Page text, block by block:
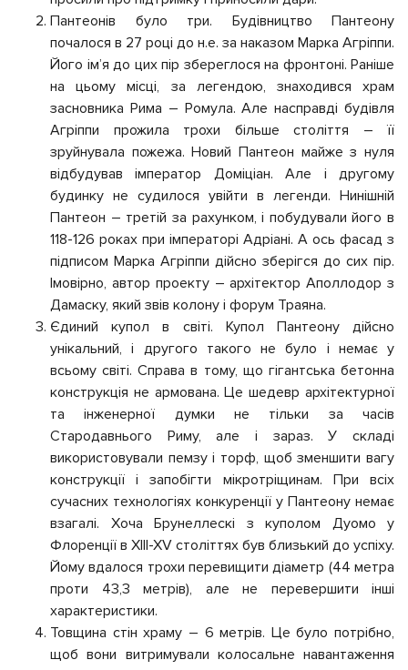
Пантеонів було три. Будівництво Пантеону
почалося в 27 році до н.е. за наказом Марка Агріппи.
Його ім’я до цих пір збереглося на фронтоні. Раніше
на цьому місці, за легендою, знаходився храм
засновника Рима – Ромула. Але насправді будівля
Агріппи прожила трохи більше століття – її
зруйнувала пожежа. Новий Пантеон майже з нуля
відбудував імператор Доміціан. Але і другому
будинку не судилося увійти в легенди. Нинішній
Пантеон – третій за рахунком, і побудували його в
118-126 роках при імператорі Адріані. А ось фасад з
підписом Марка Агріппи дійсно зберігся до сих пір.
Імовірно, автор проекту – архітектор Аполлодор з
Дамаску, який звів колону і форум Траяна.
Єдиний купол в світі. Купол Пантеону дійсно
унікальний, і другого такого не було і немає у
всьому світі. Справа в тому, що гігантська бетонна
конструкція не армована. Це шедевр архітектурної
та інженерної думки не тільки за часів
Стародавнього Риму, але і зараз. У складі
використовували пемзу і торф, щоб зменшити вагу
конструкції і запобігти мікротріщинам. При всіх
сучасних технологіях конкуренції у Пантеону немає
взагалі. Хоча Брунеллескі з куполом Дуомо у
Флоренції в XIII-XV століттях був близький до успіху.
Йому вдалося трохи перевищити діаметр (44 метра
проти 43,3 метрів), але не перевершити інші
характеристики.
Товщина стін храму – 6 метрів. Це було потрібно,
щоб вони витримували колосальне навантаження